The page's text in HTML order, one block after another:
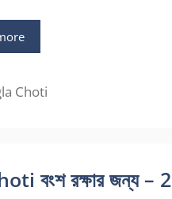
Choti
বংশ রক্ষার জন্য – 2